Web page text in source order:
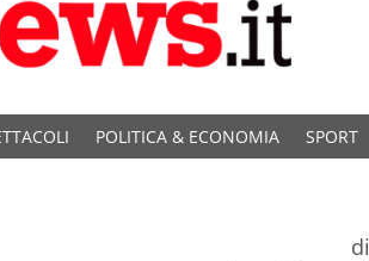
POLITICA & ECONOMIA SPORT
di